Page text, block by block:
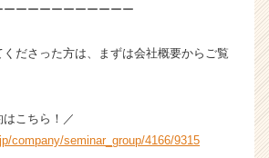
r
r
e
ーーーーーーーーーー
ださった方は、まずは会社概要からご覧
こちら！／
company/seminar_group/4166/9315